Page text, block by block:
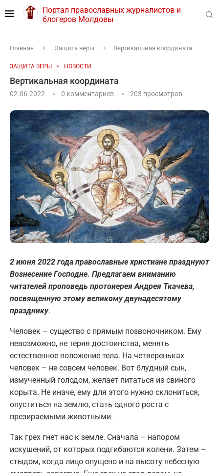
Портал православных журналистов и
блогеров Молдовы
Главная Защита веры Вертикальная координата
ЗАЩИТА ВЕРЫ НОВОСТИ
Вертикальная координата
02.06.2022 0 комментариев 203 просмотров
2 июня 2022 года православные христиане празднуют
Вознесение Господне. Предлагаем вниманию
читателей проповедь протоиерея Андрея Ткачева,
посвященную этому великому двунадесятому
празднику.
Человек – существо с прямым позвоночником. Ему
невозможно, не теряя достоинства, менять
естественное положение тела. На четвереньках
человек – не совсем человек. Вот блудный сын,
измученный голодом, желает питаться из свиного
корыта. Не иначе, ему для этого нужно склониться,
опуститься на землю, стать одного роста с
презираемыми животными.
Так грех гнет нас к земле. Сначала – напором
искушений, от которых подгибаются колени. Затем –
стыдом, когда лицо опущено и на высоту небесную